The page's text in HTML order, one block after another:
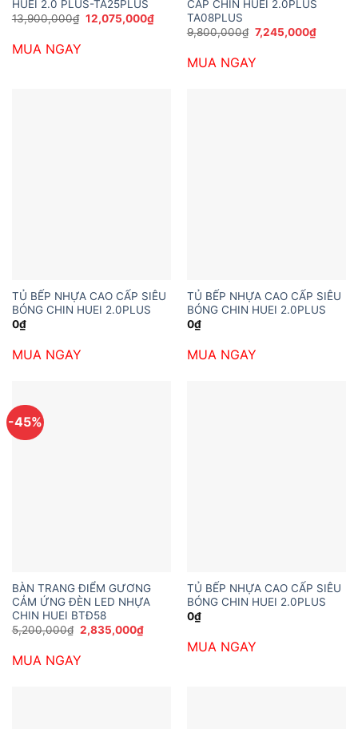
HUEI 2.0 PLUS-TA25PLUS
13,900,000₫ Giá
gốc
12,075,000₫Giá
hiện
12,075,000₫.
MUA NGAY
CẤP CHIN HUEI 2.0PLUS
TA08PLUS
9,800,000₫ Giá
gốc
9,800,000₫.
7,245,000₫Giá
hiện
MUA NGAY
TỦ BẾP NHỰA CAO CẤP SIÊU
BÓNG CHIN HUEI 2.0PLUS
0₫
MUA NGAY
TỦ BẾP NHỰA CAO CẤP SIÊU
BÓNG CHIN HUEI 2.0PLUS
0₫
MUA NGAY
-45%
BÀN TRANG ĐIỂM GƯƠNG
CẢM ỨNG ĐÈN LED NHỰA
CHIN HUEI BTĐ58
5,200,000₫ Giá
gốc
5,200,000₫.
2,835,000₫Giá
hiện
MUA NGAY
TỦ BẾP NHỰA CAO CẤP SIÊU
BÓNG CHIN HUEI 2.0PLUS
0₫
MUA NGAY